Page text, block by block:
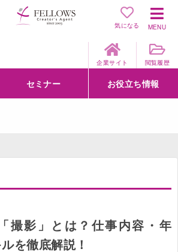
気になる MENU
企業サイト 閲覧履歴
セミナー お役立ち情報
撮影」とは？仕事内容・年
を徹底解説！